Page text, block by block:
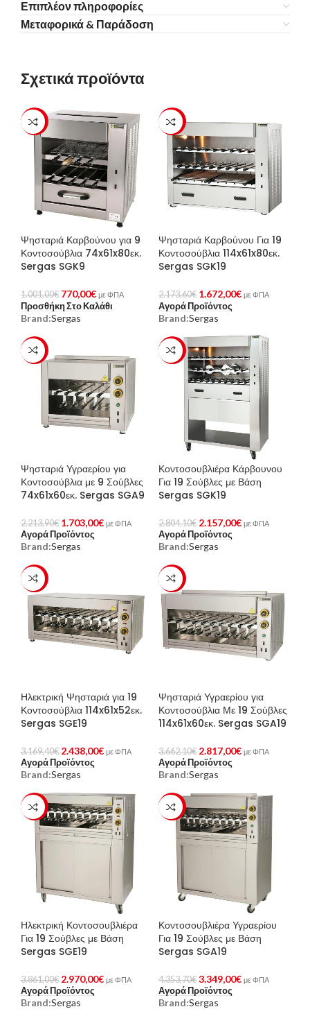
Επιπλέον πληροφορίες
Μεταφορικά & Παράδοση
Σχετικά προϊόντα
-23%
Ψησταριά Καρβούνου για 9
Κοντοσούβλια 74x61x80εκ.
Sergas SGK9
1.001,00€ 770,00€ με ΦΠΑ
Προσθήκη Στο Καλάθι
Brand:Sergas
-23%
Ψησταριά Καρβούνου Για 19
Κοντοσούβλια 114x61x80εκ.
Sergas SGK19
2.173,60€ 1.672,00€ με ΦΠΑ
Αγορά Προϊόντος
Brand:Sergas
-23%
Ψησταριά Υγραερίου για
Κοντοσούβλια με 9 Σούβλες
74x61x60εκ. Sergas SGA9
2.213,90€ 1.703,00€ με ΦΠΑ
Αγορά Προϊόντος
Brand:Sergas
-23%
Κοντοσουβλιέρα Κάρβουνου
Για 19 Σούβλες με Βάση
Sergas SGK19
2.804,10€ 2.157,00€ με ΦΠΑ
Αγορά Προϊόντος
Brand:Sergas
-23%
Ηλεκτρική Ψησταριά για 19
Κοντοσούβλια 114x61x52εκ.
Sergas SGE19
3.169,40€ 2.438,00€ με ΦΠΑ
Αγορά Προϊόντος
Brand:Sergas
-23%
Ψησταριά Υγραερίου για
Κοντοσούβλια Με 19 Σούβλες
114x61x60εκ. Sergas SGA19
3.662,10€ 2.817,00€ με ΦΠΑ
Αγορά Προϊόντος
Brand:Sergas
-23%
Ηλεκτρική Κοντοσουβλιέρα
Για 19 Σούβλες με Βάση
Sergas SGE19
3.861,00€ 2.970,00€ με ΦΠΑ
Αγορά Προϊόντος
Brand:Sergas
-23%
Κοντοσουβλιέρα Υγραερίου
Για 19 Σούβλες με Βάση
Sergas SGA19
4.353,70€ 3.349,00€ με ΦΠΑ
Αγορά Προϊόντος
Brand:Sergas